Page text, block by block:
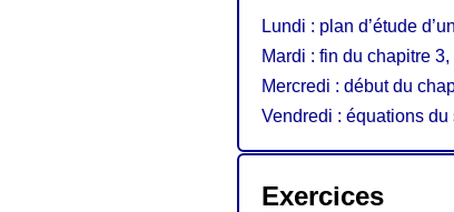
Lundi : plan d’étude
Mardi : fin du chapitre
Mercredi : début du
Vendredi : équations du
Exercices